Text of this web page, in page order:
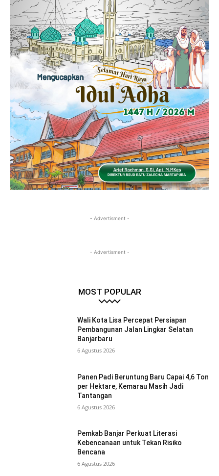
- Advertisment -
- Advertisment -
MOST POPULAR
Wali Kota Lisa Percepat Persiapan
Pembangunan Jalan Lingkar Selatan
Banjarbaru
6 Agustus 2026
Panen Padi Beruntung Baru Capai 4,6 Ton
per Hektare, Kemarau Masih Jadi
Tantangan
6 Agustus 2026
Pemkab Banjar Perkuat Literasi
Kebencanaan untuk Tekan Risiko
Bencana
6 Agustus 2026